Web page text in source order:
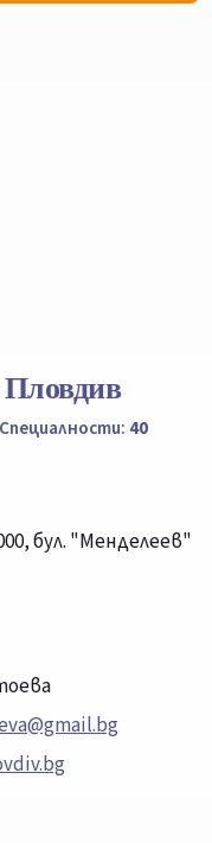
Пловдив
Специалности: 40
бул. "Менделеев"